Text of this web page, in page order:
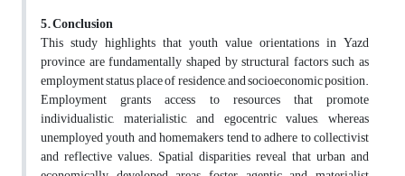
5. Conclusion
This study highlights that youth value orientations in Yazd
province are fundamentally shaped by structural factors such as
employment status, place of residence, and socioeconomic position.
Employment grants access to resources that promote
individualistic, materialistic, and egocentric values, whereas
unemployed youth and homemakers tend to adhere to collectivist
and reflective values. Spatial disparities reveal that urban and